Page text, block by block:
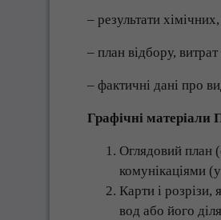
– результати
– план відбору,
– фактичні дані про
Графічні матеріали
Оглядовий план
комунікаціями
Карти і розрізи,
вод або його